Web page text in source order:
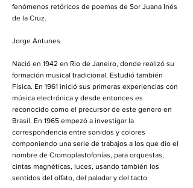
fenómenos retóricos de poemas de Sor Juana Inés
de la Cruz.
Jorge Antunes
Nació en 1942 en Rio de Janeiro, donde realizó su
formación musical tradicional. Estudió también
Física. En 1961 inició sus primeras experiencias con
música electrónica y desde entonces es
reconocido como el precursor de este genero en
Brasil. En 1965 empezó a investigar la
correspondencia entre sonidos y colores
componiendo una serie de trabajos a los que dio el
nombre de Cromoplastofonías, para orquestas,
cintas magnéticas, luces, usando también los
sentidos del olfato, del paladar y del tacto